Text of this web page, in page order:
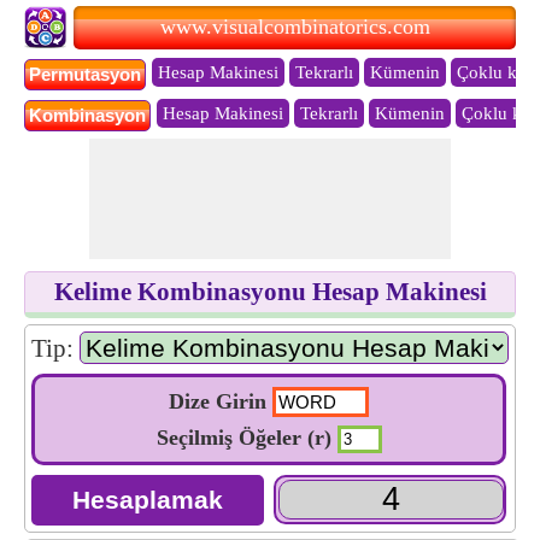
www.visualcombinatorics.com
Permutasyon Hesap Makinesi Tekrarlı Kümenin Çoklu
Kombinasyon Hesap Makinesi Tekrarlı Kümenin Çoklu
Kelime Kombinasyonu Hesap Makinesi
Tip:
Dize Girin
Seçilmiş Öğeler (r)